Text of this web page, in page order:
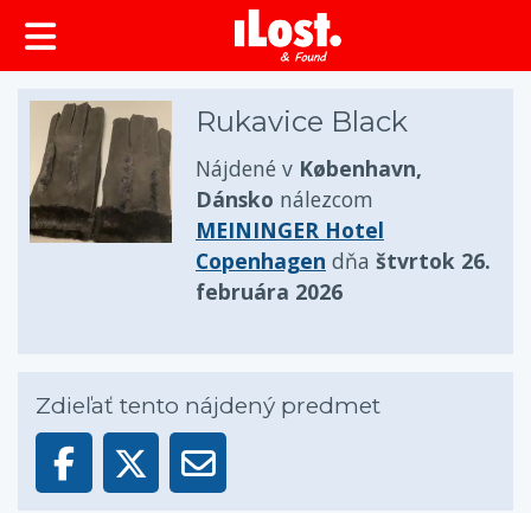
Rukavice Black
Nájdené v København,
Dánsko nálezcom
MEININGER Hotel
Copenhagen dňa štvrtok 26.
februára 2026
Zdieľať tento nájdený predmet